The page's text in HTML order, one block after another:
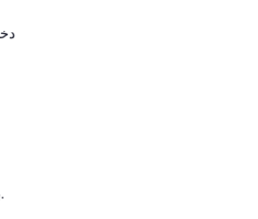
بينما يرى آخرون أنها مثال على تضخم تقييمات رأس المال الاستثماري دون وجود طلب عضوي كافٍ من المستخدمين.